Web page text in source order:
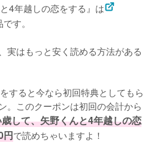
4年越しの恋をする』は
す。
実はもっと安く読める方法がある
すると今なら初回特典としてもら
。このクーポンは初回の会計から
して、矢野くんと4年越しの恋
円で読めちゃいますよ！